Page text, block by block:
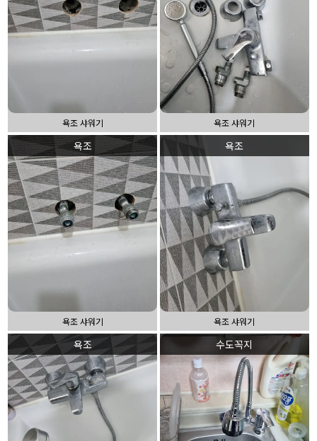
욕조 샤워기 욕조 샤워기
욕조
욕조 샤워기
욕조
욕조 샤워기
욕조 수도꼭지